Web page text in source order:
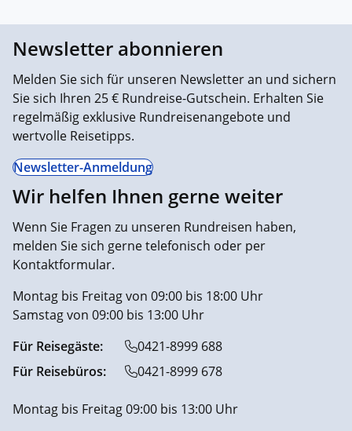
Newsletter abonnieren
Melden Sie sich für unseren Newsletter an und sichern
Sie sich Ihren 25 € Rundreise-Gutschein. Erhalten Sie
regelmäßig exklusive Rundreisenangebote und
wertvolle Reisetipps.
Newsletter-Anmeldung
Wir helfen Ihnen gerne weiter
Wenn Sie Fragen zu unseren Rundreisen haben,
melden Sie sich gerne telefonisch oder per
Kontaktformular.
Montag bis Freitag von 09:00 bis 18:00 Uhr
Samstag von 09:00 bis 13:00 Uhr
Für Reisegäste:
0421-8999 688
Für Reisebüros:
0421-8999 678
Montag bis Freitag 09:00 bis 13:00 Uhr